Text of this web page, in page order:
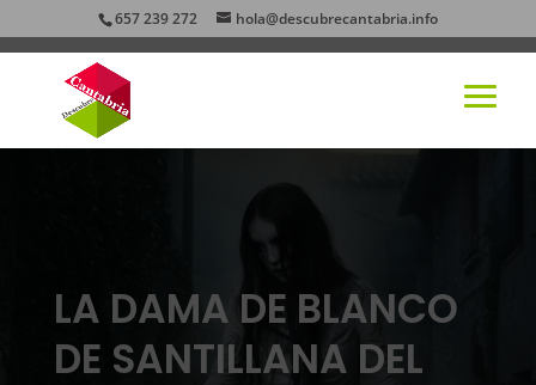
657 239 272 hola@descubrecantabria.info
LA DAMA DE BLANCO
DE SANTILLANA DEL